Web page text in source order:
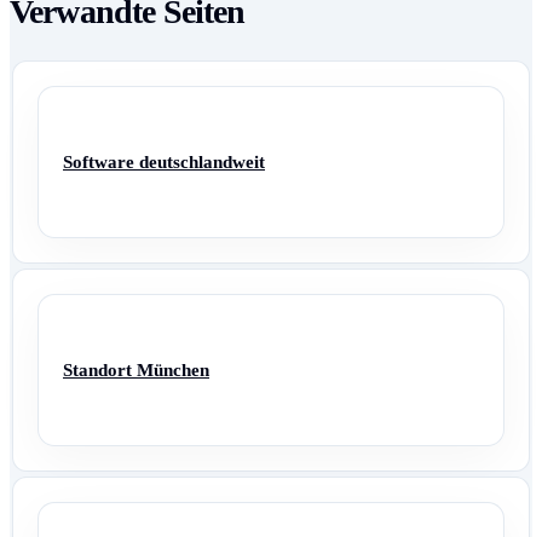
Verwandte Seiten
Software deutschlandweit
Standort München